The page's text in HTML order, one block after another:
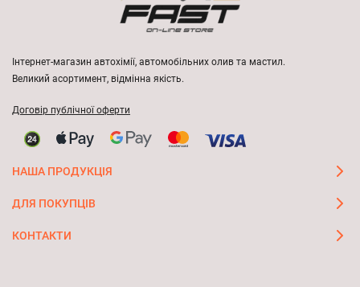
Інтернет-магазин автохімії, автомобільних олив та мастил.
Великий асортимент, відмінна якість.
Договір публічної оферти
НАША ПРОДУКЦІЯ
ДЛЯ ПОКУПЦІВ
КОНТАКТИ